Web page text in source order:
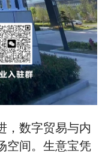
，数字贸易与内
空间。生意宝凭